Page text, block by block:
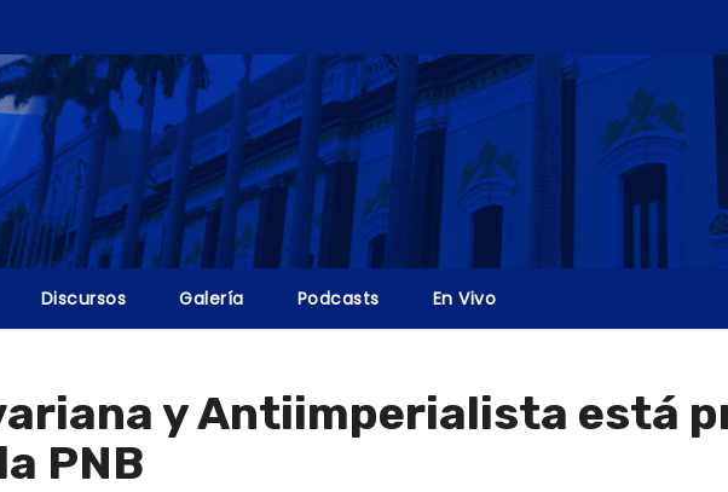
Discursos Galería Podcasts En Vivo
y Antiimperialista está
PNB